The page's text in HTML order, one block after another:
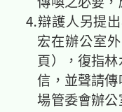
⒋辯護人另提出
宏在辦公室
頁），復指
信，並聲請
場管委會辦